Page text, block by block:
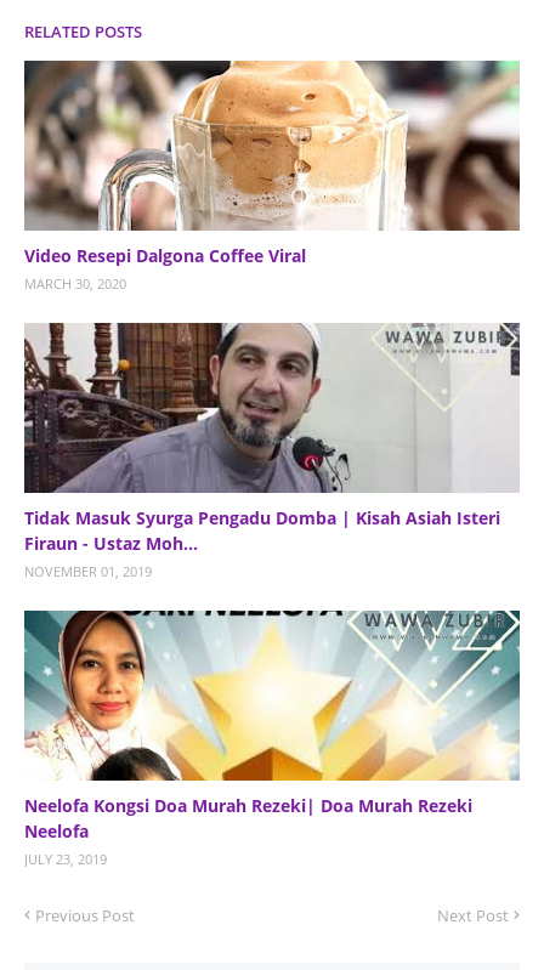
RELATED POSTS
Video Resepi Dalgona Coffee Viral
MARCH 30, 2020
Tidak Masuk Syurga Pengadu Domba | Kisah Asiah Isteri
Firaun - Ustaz Moh...
NOVEMBER 01, 2019
Neelofa Kongsi Doa Murah Rezeki| Doa Murah Rezeki
Neelofa
JULY 23, 2019
Previous Post Next Post